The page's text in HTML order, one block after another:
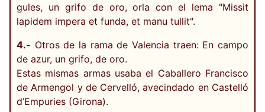
gules, un grifo de oro, orla con el lema "Missit
lapidem impera et funda, et manu tullit".
4.- Otros de la rama de Valencia traen: En campo
de azur, un grifo, de oro.
Estas mismas armas usaba el Caballero Francisco
de Armengol y de Cervelló, avecindado en Castelló
d’Empuries (Girona).